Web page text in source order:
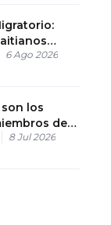
6 Ago 2026
son los
de
Ejecutiva
8 Jul 2026